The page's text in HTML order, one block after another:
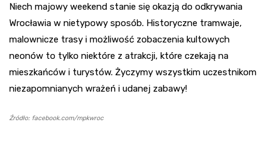
Niech majowy weekend stanie się okazją do odkrywania
Wrocławia w nietypowy sposób. Historyczne tramwaje,
malownicze trasy i możliwość zobaczenia kultowych
neonów to tylko niektóre z atrakcji, które czekają na
mieszkańców i turystów. Życzymy wszystkim uczestnikom
niezapomnianych wrażeń i udanej zabawy!
Źródło: facebook.com/mpkwroc